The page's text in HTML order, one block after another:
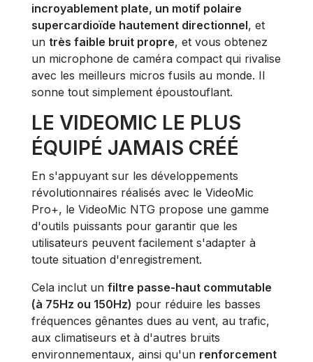
incroyablement plate, un motif polaire
supercardioïde hautement directionnel, et
un très faible bruit propre, et vous obtenez
un microphone de caméra compact qui rivalise
avec les meilleurs micros fusils au monde. Il
sonne tout simplement époustouflant.
LE VIDEOMIC LE PLUS
ÉQUIPÉ JAMAIS CRÉÉ
En s'appuyant sur les développements
révolutionnaires réalisés avec le VideoMic
Pro+, le VideoMic NTG propose une gamme
d'outils puissants pour garantir que les
utilisateurs peuvent facilement s'adapter à
toute situation d'enregistrement.
Cela inclut un filtre passe-haut commutable
(à 75Hz ou 150Hz) pour réduire les basses
fréquences gênantes dues au vent, au trafic,
aux climatiseurs et à d'autres bruits
environnementaux, ainsi qu'un renforcement